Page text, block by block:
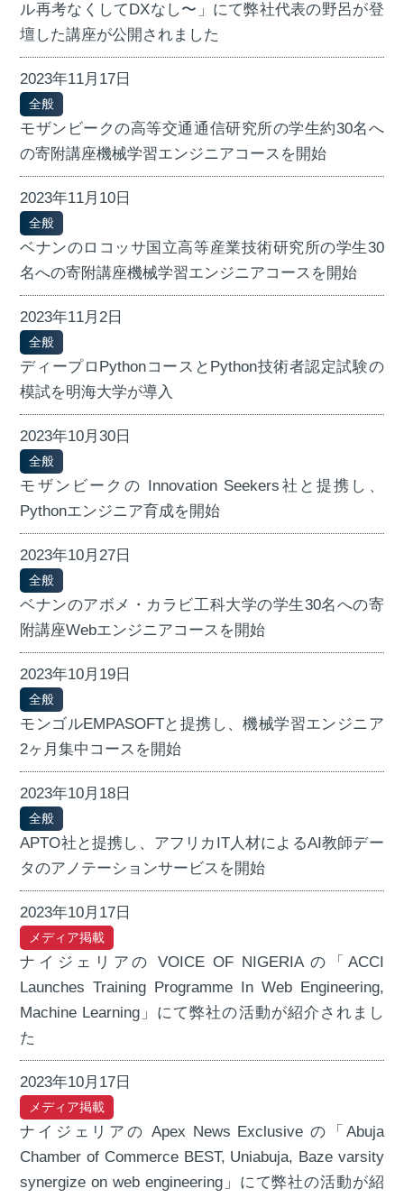
ル再考なくしてDXなし〜」にて弊社代表の野呂が登
壇した講座が公開されました
2023年11月17日
全般
モザンビークの高等交通通信研究所の学生約30名へ
の寄附講座機械学習エンジニアコースを開始
2023年11月10日
全般
ベナンのロコッサ国立高等産業技術研究所の学生30
名への寄附講座機械学習エンジニアコースを開始
2023年11月2日
全般
ディープロPythonコースとPython技術者認定試験の
模試を明海大学が導入
2023年10月30日
全般
モザンビークの Innovation Seekers社と提携し、
Pythonエンジニア育成を開始
2023年10月27日
全般
ベナンのアボメ・カラビ工科大学の学生30名への寄
附講座Webエンジニアコースを開始
2023年10月19日
全般
モンゴルEMPASOFTと提携し、機械学習エンジニア
2ヶ月集中コースを開始
2023年10月18日
全般
APTO社と提携し、アフリカIT人材によるAI教師デー
タのアノテーションサービスを開始
2023年10月17日
メディア掲載
ナイジェリアの VOICE OF NIGERIA の「ACCI
Launches Training Programme In Web Engineering,
Machine Learning」にて弊社の活動が紹介されまし
た
2023年10月17日
メディア掲載
ナイジェリアの Apex News Exclusive の「Abuja
Chamber of Commerce BEST, Uniabuja, Baze varsity
synergize on web engineering」にて弊社の活動が紹